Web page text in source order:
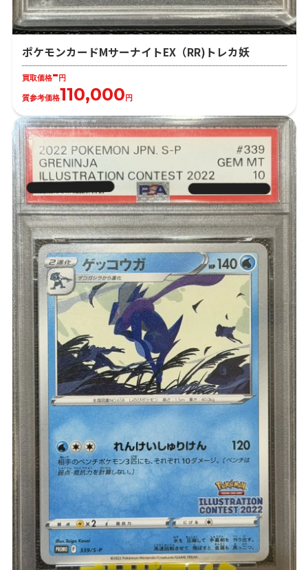
ポケモンカードMサーナイトEX（RR)トレカ妖
買取価格- 円
質参考価格110,000 円